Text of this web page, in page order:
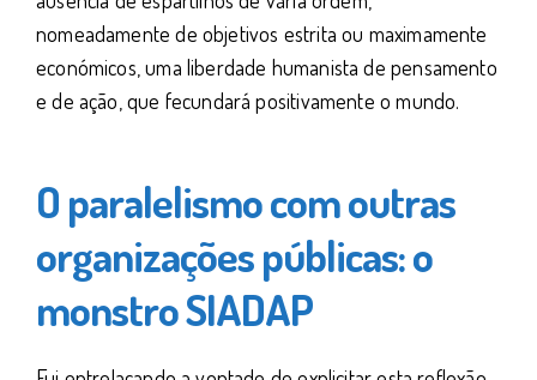
nomeadamente de objetivos estrita ou maximamente
económicos, uma liberdade humanista de pensamento
e de ação, que fecundará positivamente o mundo.
O paralelismo com outras
organizações públicas: o
monstro SIADAP